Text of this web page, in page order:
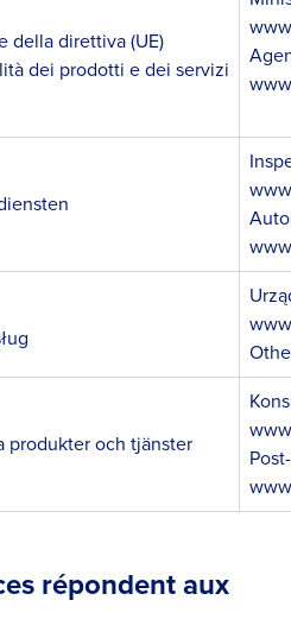
della direttiva (UE)
dei prodotti e dei servizi
produkter och tjänster
répondent aux